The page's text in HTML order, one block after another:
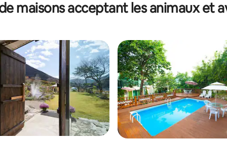
maisons acceptant les animaux et
sur la base de 5 commentaires : 5 sur 5